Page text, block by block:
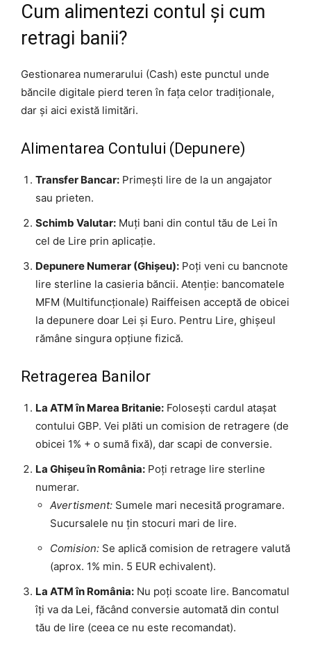
Cum alimentezi contul și cum
retragi banii?
Gestionarea numerarului (Cash) este punctul unde
băncile digitale pierd teren în fața celor tradiționale,
dar și aici există limitări.
Alimentarea Contului (Depunere)
Transfer Bancar: Primești lire de la un angajator
sau prieten.
Schimb Valutar: Muți bani din contul tău de Lei în
cel de Lire prin aplicație.
Depunere Numerar (Ghișeu): Poți veni cu bancnote
lire sterline la casieria băncii. Atenție: bancomatele
MFM (Multifuncționale) Raiffeisen acceptă de obicei
la depunere doar Lei și Euro. Pentru Lire, ghișeul
rămâne singura opțiune fizică.
Retragerea Banilor
La ATM în Marea Britanie: Folosești cardul atașat
contului GBP. Vei plăti un comision de retragere (de
obicei 1% + o sumă fixă), dar scapi de conversie.
La Ghișeu în România: Poți retrage lire sterline
numerar.
Avertisment: Sumele mari necesită programare.
Sucursalele nu țin stocuri mari de lire.
Comision: Se aplică comision de retragere valută
(aprox. 1% min. 5 EUR echivalent).
La ATM în România: Nu poți scoate lire. Bancomatul
îți va da Lei, făcând conversie automată din contul
tău de lire (ceea ce nu este recomandat).